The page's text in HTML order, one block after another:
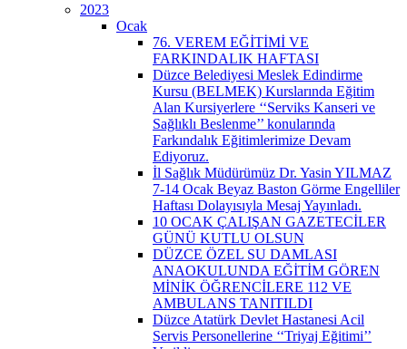
2023
Ocak
76. VEREM EĞİTİMİ VE
FARKINDALIK HAFTASI
Düzce Belediyesi Meslek Edindirme
Kursu (BELMEK) Kurslarında Eğitim
Alan Kursiyerlere ‘‘Serviks Kanseri ve
Sağlıklı Beslenme’’ konularında
Farkındalık Eğitimlerimize Devam
Ediyoruz.
İl Sağlık Müdürümüz Dr. Yasin YILMAZ
7-14 Ocak Beyaz Baston Görme Engelliler
Haftası Dolayısıyla Mesaj Yayınladı.
10 OCAK ÇALIŞAN GAZETECİLER
GÜNÜ KUTLU OLSUN
DÜZCE ÖZEL SU DAMLASI
ANAOKULUNDA EĞİTİM GÖREN
MİNİK ÖĞRENCİLERE 112 VE
AMBULANS TANITILDI
Düzce Atatürk Devlet Hastanesi Acil
Servis Personellerine ‘‘Triyaj Eğitimi’’